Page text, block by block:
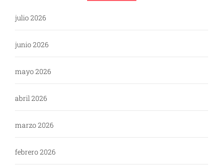
julio 2026
junio 2026
mayo 2026
abril 2026
marzo 2026
febrero 2026